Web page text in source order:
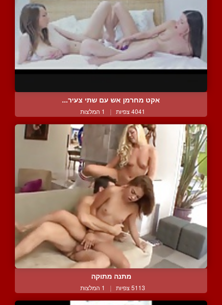
אקט מחרמן אש עם שתי צעיר...
4041 צפיות | 1 המלצות
מתנה מתוקה
5113 צפיות | 1 המלצות